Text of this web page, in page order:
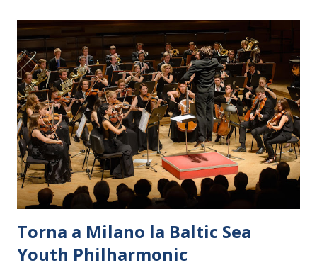
Torna a Milano la Baltic Sea
Youth Philharmonic